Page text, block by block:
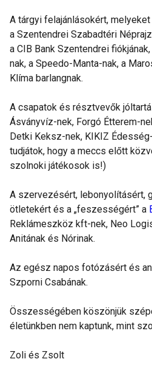
A tárgyi felajánlásokért,
a Szentendrei Szabadtéri
a CIB Bank Szentendrei
nak, a Speedo-Manta-nak, a
Klíma barlangnak.
A csapatok és résztvevők
Ásványvíz-nek, Forgó Étterem-
Detki Keksz-nek, KIKIZ
tudjátok, hogy a meccs előtt
szolnoki játékosok is!)
A szervezésért, lebonyolításért,
ötletekért és a „feszességért” a
Reklámeszköz kft-nek, Neo
Anitának és Nórinak.
Az egész napos fotózásért és
Szporni Csabának.
Összességében köszönjük
életünkben nem kaptunk, mint
Zoli és Zsolt